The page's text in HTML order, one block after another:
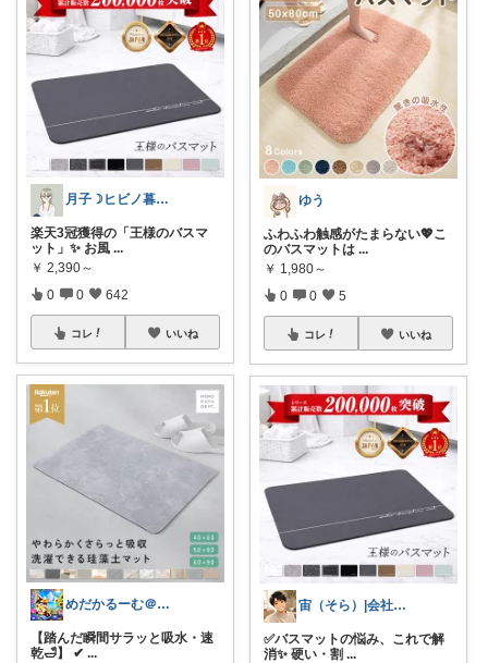
月子☽ヒビノ暮らしレシピ
楽天3冠獲得の「王様のバスマ
ット」✨ お風 ...
￥ 2,390～
0 0 642
コレ いいね
めだかるーむ＠ありがとうございます。
【踏んだ瞬間サラッと吸水・速
乾🛁】 ✔ ...
ゆう
ふわふわ触感がたまらない💖こ
のバスマットは ...
￥ 1,980～
0 0 5
コレ いいね
宙（そら）|会社に依存せず暮らしたい
✅バスマットの悩み、これで解
消✨ 硬い・割 ...